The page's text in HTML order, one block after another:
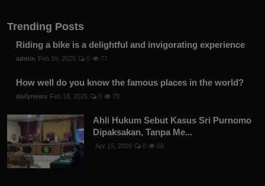
Trending Posts
Riding a bike is a delightful and invigorating experience
admin Feb 19, 2025 0 77
How well do you know the famous places in the world?
dailynews Feb 18, 2025 0 70
Ahli Hukum Sebut Kasus Sri Purnomo
Dipaksakan, Tanpa Me...
Apr 15, 2026 0 68